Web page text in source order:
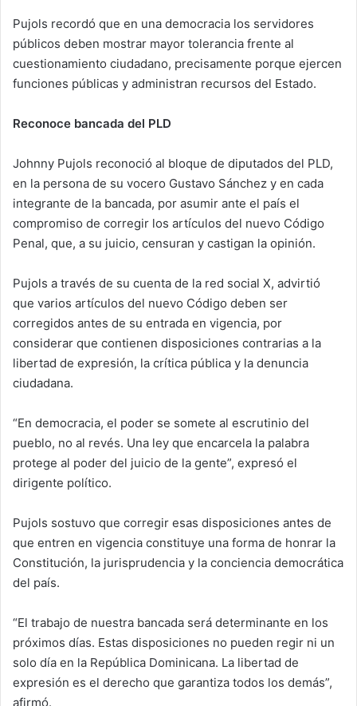
Pujols recordó que en una democracia los servidores
públicos deben mostrar mayor tolerancia frente al
cuestionamiento ciudadano, precisamente porque ejercen
funciones públicas y administran recursos del Estado.
Reconoce bancada del PLD
Johnny Pujols reconoció al bloque de diputados del PLD,
en la persona de su vocero Gustavo Sánchez y en cada
integrante de la bancada, por asumir ante el país el
compromiso de corregir los artículos del nuevo Código
Penal, que, a su juicio, censuran y castigan la opinión.
Pujols a través de su cuenta de la red social X, advirtió
que varios artículos del nuevo Código deben ser
corregidos antes de su entrada en vigencia, por
considerar que contienen disposiciones contrarias a la
libertad de expresión, la crítica pública y la denuncia
ciudadana.
“En democracia, el poder se somete al escrutinio del
pueblo, no al revés. Una ley que encarcela la palabra
protege al poder del juicio de la gente”, expresó el
dirigente político.
Pujols sostuvo que corregir esas disposiciones antes de
que entren en vigencia constituye una forma de honrar la
Constitución, la jurisprudencia y la conciencia democrática
del país.
“El trabajo de nuestra bancada será determinante en los
próximos días. Estas disposiciones no pueden regir ni un
solo día en la República Dominicana. La libertad de
expresión es el derecho que garantiza todos los demás”,
afirmó.